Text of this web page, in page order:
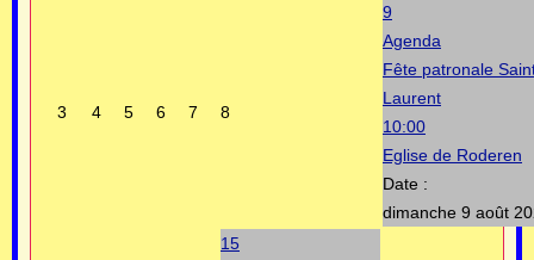
3 4 5 6 7 8
9
Agenda
Fête patronale
Laurent
10:00
Eglise de Roderen
Date :
dimanche 9 août
15